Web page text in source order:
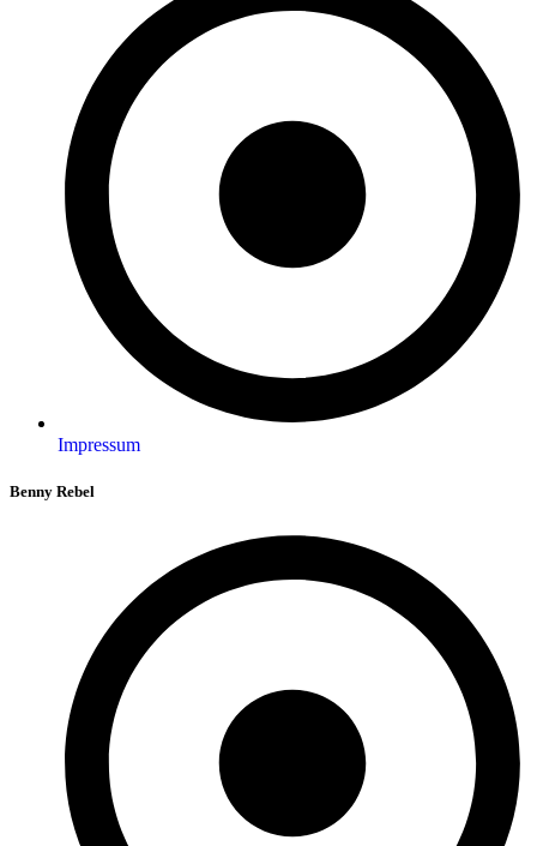
Impressum
Benny Rebel